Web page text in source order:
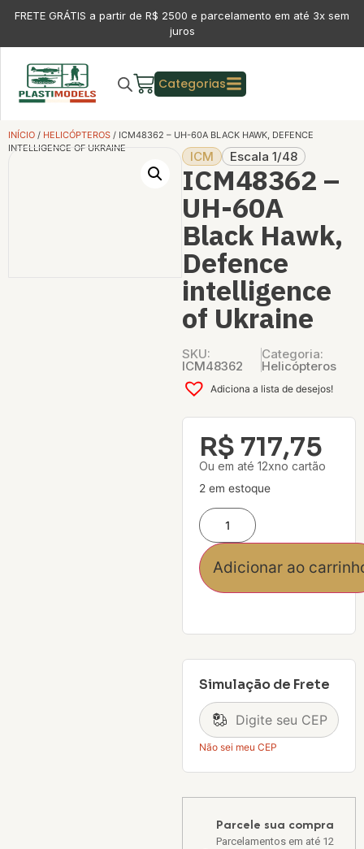
FRETE GRÁTIS a partir de R$ 2500 e parcelamento em até 3x sem
juros
Categorias
INÍCIO / HELICÓPTEROS / ICM48362 – UH-60A BLACK HAWK, DEFENCE
INTELLIGENCE OF UKRAINE
ICM Escala 1/48
ICM48362 –
UH-60A
Black Hawk,
Defence
intelligence
of Ukraine
SKU:
ICM48362
Categoria:
Helicópteros
Adiciona a lista de desejos!
R$ 717,75
Ou em até 12xno cartão
2 em estoque
Adicionar ao
Simulação de Frete
Não sei meu CEP
Parcele sua compra
Parcelamentos em até 12